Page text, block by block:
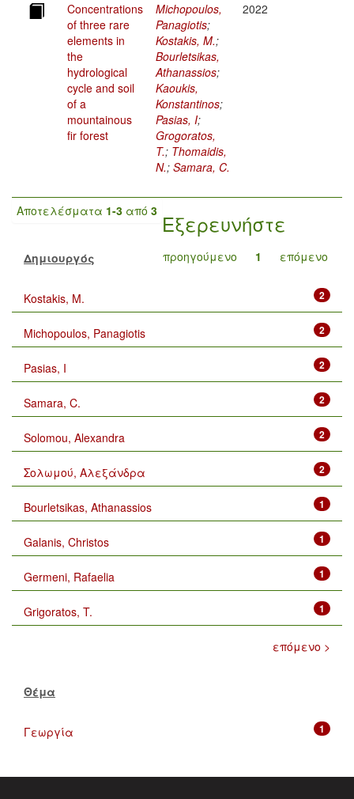
Concentrations
of three rare
elements in
the
hydrological
cycle and soil
of a
mountainous
fir forest
Michopoulos,
Panagiotis;
Kostakis, M.;
Bourletsikas,
Athanassios;
Kaoukis,
Konstantinos;
Pasias, I;
Grogoratos,
T.; Thomaidis,
N.; Samara, C.
2022
Αποτελέσματα 1-3 από 3
προηγούμενο 1 επόμενο
Εξερευνήστε
Δημιουργός
2
Kostakis, M.
2
Michopoulos, Panagiotis
2
Pasias, I
2
Samara, C.
2
Solomou, Alexandra
2
Σολωμού, Αλεξάνδρα
1
Bourletsikas, Athanassios
1
Galanis, Christos
1
Germeni, Rafaelia
1
Grigoratos, T.
επόμενο >
Θέμα
1
Γεωργία